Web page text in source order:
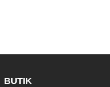
BUTIK